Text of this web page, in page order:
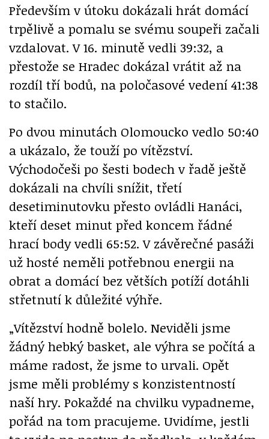
Především v útoku dokázali hrát domácí
trpělivě a pomalu se svému soupeři začali
vzdalovat. V 16. minutě vedli 39:32, a
přestože se Hradec dokázal vrátit až na
rozdíl tří bodů, na poločasové vedení 41:38
to stačilo.
Po dvou minutách Olomoucko vedlo 50:40
a ukázalo, že touží po vítězství.
Východočeši po šesti bodech v řadě ještě
dokázali na chvíli snížit, třetí
desetiminutovku přesto ovládli Hanáci,
kteří deset minut před koncem řádné
hrací body vedli 65:52. V závěrečné pasáži
už hosté neměli potřebnou energii na
obrat a domácí bez větších potíží dotáhli
střetnutí k důležité výhře.
„Vítězství hodně bolelo. Neviděli jsme
žádný hebký basket, ale výhra se počítá a
máme radost, že jsme to urvali. Opět
jsme měli problémy s konzistentností
naší hry. Pokaždé na chvilku vypadneme,
pořád na tom pracujeme. Uvidíme, jestli